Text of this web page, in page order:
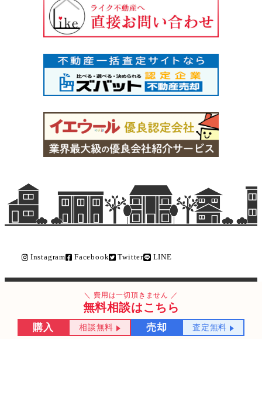
Instagram Facebook Twitter LINE
Copyright © ライク不動産販売 All Rights Reserved.
費用は一切頂きません
無料相談はこちら
購入 相談無料 売却 査定無料